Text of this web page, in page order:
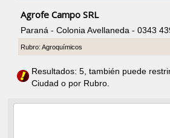
Agrofe Campo SRL
Paraná - Colonia Avellaneda - 0343
Rubro: Agroquímicos
Resultados: 5, también puede
Ciudad o por Rubro.